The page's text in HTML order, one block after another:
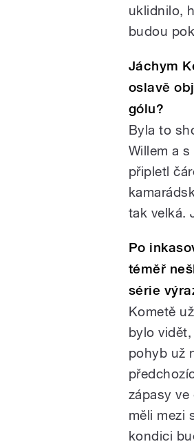
uklidnilo,
budou
Jáchym
oslavě
gólu?
Byla to
Willem a
připletl
tak velká.
Po
téměř
série
Kometě
bylo
pohyb už
zápasy
měli mezi
kondici